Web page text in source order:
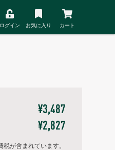
ログイン お気に入り カート
¥3,487
¥2,827
が含まれています。